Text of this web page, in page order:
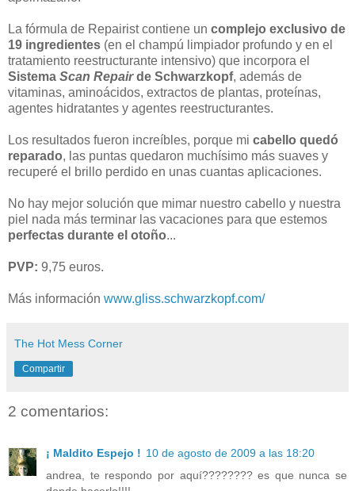
La fórmula de Repairist contiene un complejo exclusivo de
19 ingredientes (en el champú limpiador profundo y en el
tratamiento reestructurante intensivo) que incorpora el
Sistema Scan Repairde Schwarzkopf, además de
vitaminas, aminoácidos, extractos de plantas, proteínas,
agentes hidratantes y agentes reestructurantes.
Los resultados fueron increíbles, porque mi cabello quedó
reparado, las puntas quedaron muchísimo más suaves y
recuperé el brillo perdido en unas cuantas aplicaciones.
No hay mejor solución que mimar nuestro cabello y nuestra
piel nada más terminar las vacaciones para que estemos
perfectas durante el otoño...
PVP: 9,75 euros.
Más información www.gliss.schwarzkopf.com/
The Hot Mess Corner
Compartir
2 comentarios:
¡ Maldito Espejo ! 10 de agosto de 2009 a las 18:20
andrea, te respondo por aquí???????? es que nunca se